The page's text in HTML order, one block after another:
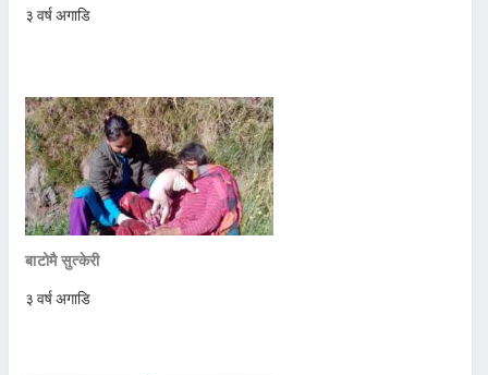
३ वर्ष अगाडि
बाटोमै सुत्केरी
३ वर्ष अगाडि